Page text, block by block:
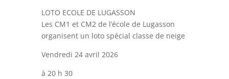
LOTO ECOLE DE LUGASSON
Les CM1 et CM2 de l’école de Lugasson
organisent un loto spécial classe de neige
Vendredi 24 avril 2026
à 20 h 30